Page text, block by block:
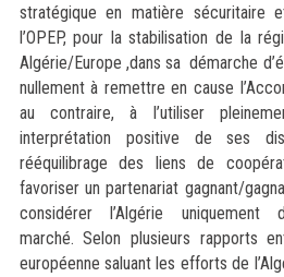
stratégique en matière sécuritaire
l’OPEP, pour la stabilisation de la
Algérie/Europe ,dans sa démarche
nullement à remettre en cause
au contraire, à l’utiliser
interprétation positive de ses
rééquilibrage des liens de
favoriser un partenariat gagnant/
considérer l’Algérie
marché. Selon plusieurs rapports
européenne saluant les efforts de